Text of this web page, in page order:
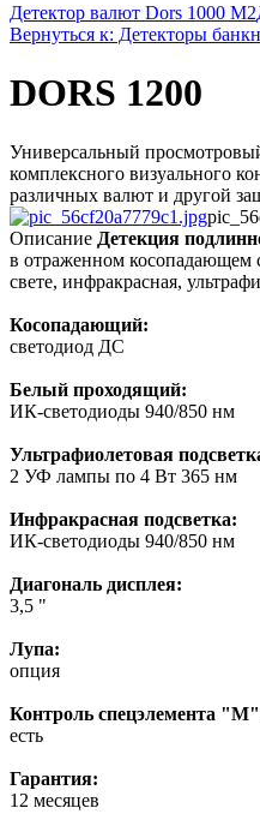
Детектор валют Dors 1000 М2
Вернуться к: Детекторы
DORS 1200
Универсальный
комплексного визуального
различных валют и другой
Описание Детекция
в отраженном косопадающем
свете, инфракрасная,
Косопадающий:
светодиод ДС
Белый проходящий:
ИК-светодиоды 940/850 нм
Ультрафиолетовая
2 УФ лампы по 4 Вт 365 нм
Инфракрасная подсветка:
ИК-светодиоды 940/850 нм
Диагональ дисплея:
3,5 "
Лупа:
опция
Контроль спецэлемента
есть
Гарантия:
12 месяцев